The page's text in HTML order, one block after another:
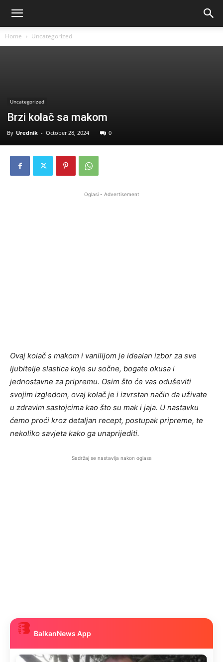
Home Uncategorized
Uncategorized
Brzi kolač sa makom
By Urednik - October 28, 2024 0
Oglasi - Advertisement
Ovaj kolač s makom i vanilijom je idealan izbor za sve
ljubitelje slastica koje su sočne, bogate okusa i
jednostavne za pripremu. Osim što će vas oduševiti
svojim izgledom, ovaj kolač je i izvrstan način da uživate
u zdravim sastojcima kao što su mak i jaja. U nastavku
ćemo proći kroz detaljan recept, postupak pripreme, te
nekoliko savjeta kako ga unaprijediti.
Sadržaj se nastavlja nakon oglasa
BalkanNews App